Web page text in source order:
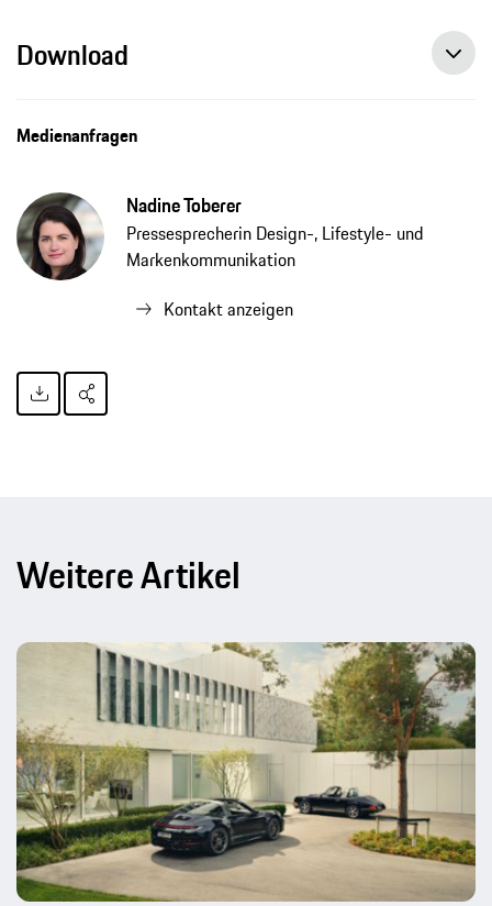
Download
Medienanfragen
Nadine Toberer
Pressesprecherin Design-, Lifestyle- und
Markenkommunikation
Kontakt anzeigen
Weitere Artikel